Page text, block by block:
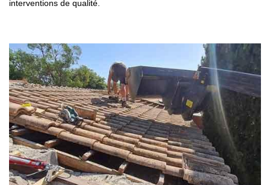
interventions de qualité.